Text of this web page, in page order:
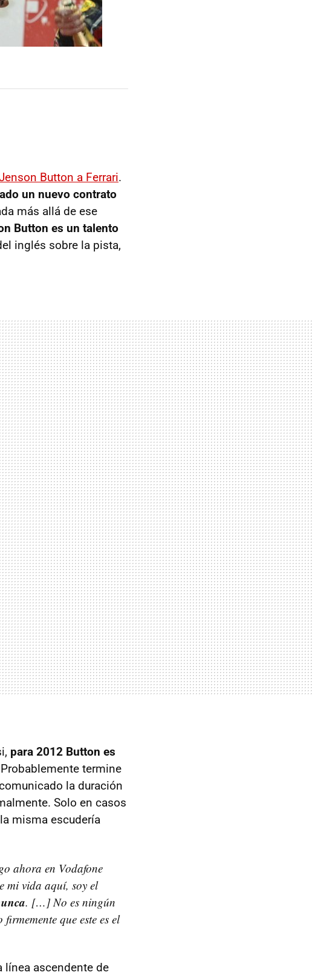
Button a Ferrari.
un nuevo contrato
más allá de ese
Button es un talento
inglés sobre la pista,
para 2012 Button es
termine
la duración
Solo en casos
misma escudería
ahora en Vodafone
mi vida aquí, soy el
. […] No es ningún
que este es el
línea ascendente de